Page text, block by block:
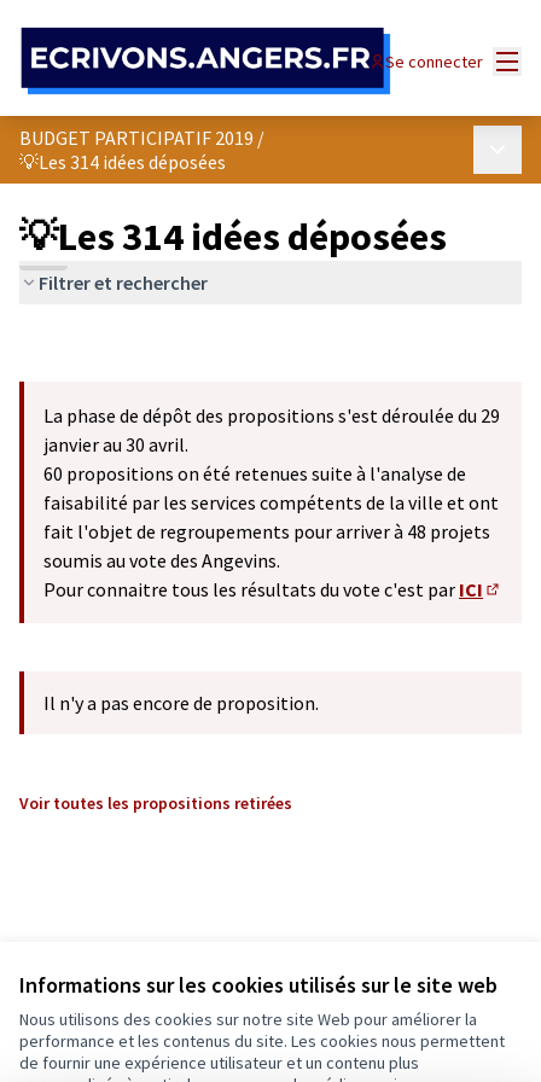
Informations sur les cookies utilisés sur le site web
Nous utilisons des cookies sur notre site Web pour améliorer la
performance et les contenus du site. Les cookies nous permettent
de fournir une expérience utilisateur et un contenu plus
Se connecter
BUDGET PARTICIPATIF 2019 /
💡Les 314 idées déposées
💡Les 314 idées déposées
Filtrer et rechercher
La phase de dépôt des propositions s'est déroulée du 29
janvier au 30 avril.
60 propositions on été retenues suite à l'analyse de
faisabilité par les services compétents de la ville et ont
fait l'objet de regroupements pour arriver à 48 projets
soumis au vote des Angevins.
Pour connaitre tous les résultats du vote c'est par ICI
Il n'y a pas encore de proposition.
Voir toutes les propositions retirées